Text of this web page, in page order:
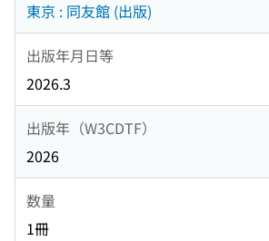
東京 : 同友館 (出版)
出版年月日等
2026.3
出版年（W3CDTF）
2026
数量
1冊